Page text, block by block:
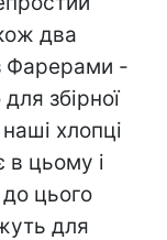
два
Фарерами -
збірної
хлопці
в цьому і
цього
для